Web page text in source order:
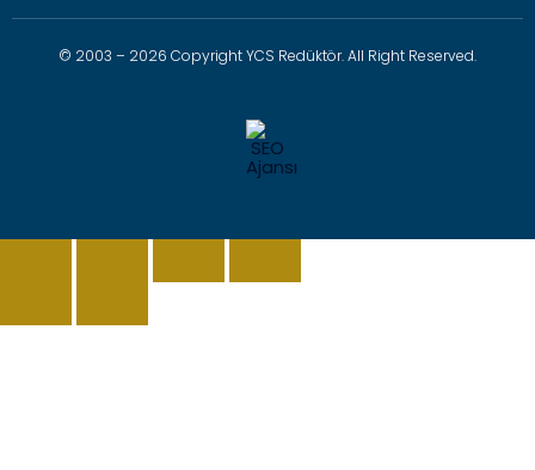
© 2003 – 2026 Copyright YCS Redüktör. All Right Reserved.